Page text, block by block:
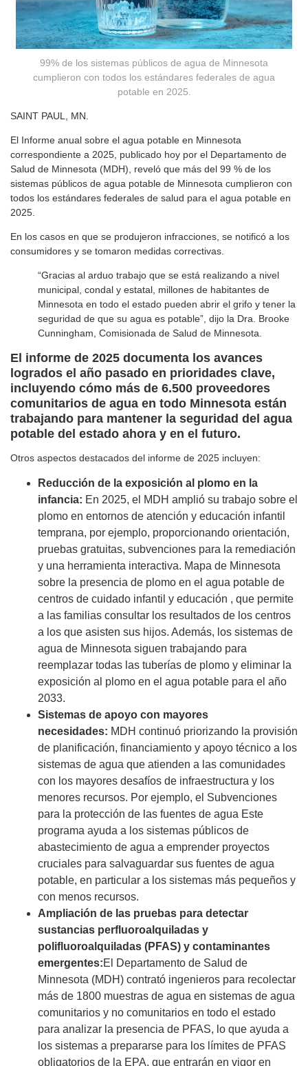
99% de los sistemas públicos de agua de Minnesota
cumplieron con todos los estándares federales de agua
potable en 2025.
SAINT PAUL, MN.
El Informe anual sobre el agua potable en Minnesota
correspondiente a 2025, publicado hoy por el Departamento de
Salud de Minnesota (MDH), reveló que más del 99 % de los
sistemas públicos de agua potable de Minnesota cumplieron con
todos los estándares federales de salud para el agua potable en
2025.
En los casos en que se produjeron infracciones, se notificó a los
consumidores y se tomaron medidas correctivas.
“Gracias al arduo trabajo que se está realizando a nivel
municipal, condal y estatal, millones de habitantes de
Minnesota en todo el estado pueden abrir el grifo y tener la
seguridad de que su agua es potable”, dijo la Dra. Brooke
Cunningham, Comisionada de Salud de Minnesota.
El informe de 2025 documenta los avances
logrados el año pasado en prioridades clave,
incluyendo cómo más de 6.500 proveedores
comunitarios de agua en todo Minnesota están
trabajando para mantener la seguridad del agua
potable del estado ahora y en el futuro.
Otros aspectos destacados del informe de 2025 incluyen:
Reducción de la exposición al plomo en la
infancia: En 2025, el MDH amplió su trabajo sobre el
plomo en entornos de atención y educación infantil
temprana, por ejemplo, proporcionando orientación,
pruebas gratuitas, subvenciones para la remediación
y una herramienta interactiva. Mapa de Minnesota
sobre la presencia de plomo en el agua potable de
centros de cuidado infantil y educación , que permite
a las familias consultar los resultados de los centros
a los que asisten sus hijos. Además, los sistemas de
agua de Minnesota siguen trabajando para
reemplazar todas las tuberías de plomo y eliminar la
exposición al plomo en el agua potable para el año
2033.
Sistemas de apoyo con mayores
necesidades: MDH continuó priorizando la provisión
de planificación, financiamiento y apoyo técnico a los
sistemas de agua que atienden a las comunidades
con los mayores desafíos de infraestructura y los
menores recursos. Por ejemplo, el Subvenciones
para la protección de las fuentes de agua Este
programa ayuda a los sistemas públicos de
abastecimiento de agua a emprender proyectos
cruciales para salvaguardar sus fuentes de agua
potable, en particular a los sistemas más pequeños y
con menos recursos.
Ampliación de las pruebas para detectar
sustancias perfluoroalquiladas y
polifluoroalquiladas (PFAS) y contaminantes
emergentes:El Departamento de Salud de
Minnesota (MDH) contrató ingenieros para recolectar
más de 1800 muestras de agua en sistemas de agua
comunitarios y no comunitarios en todo el estado
para analizar la presencia de PFAS, lo que ayuda a
los sistemas a prepararse para los límites de PFAS
obligatorios de la EPA, que entrarán en vigor en